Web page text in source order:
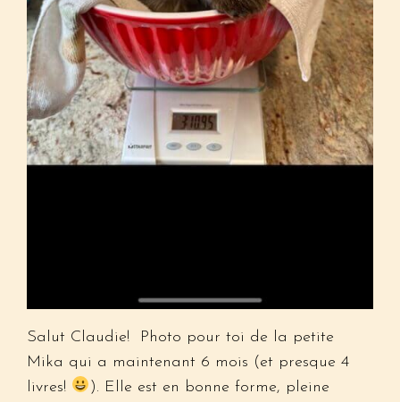
Salut Claudie! Photo pour toi de la petite
Mika qui a maintenant 6 mois (et presque 4
livres!
). Elle est en bonne forme, pleine